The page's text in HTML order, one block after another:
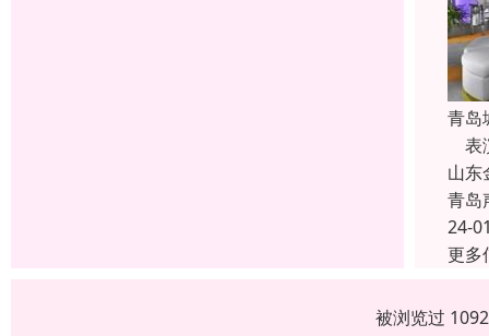
青岛
表
山东
青岛
24-
更多
被浏览过